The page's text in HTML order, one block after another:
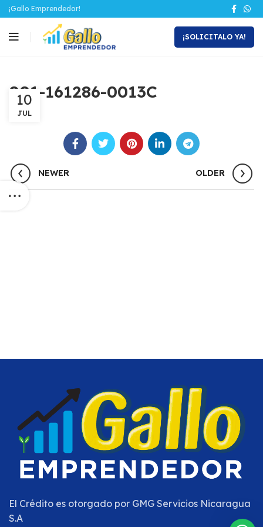
¡Gallo Emprendedor!
¡SOLICITALO YA!
001-161286-0013C
10
JUL
NEWER OLDER
El Crédito es otorgado por GMG Servicios Nicaragua
S.A